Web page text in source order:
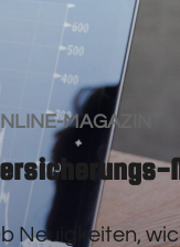
MAGAZIN
Neuigkeiten,